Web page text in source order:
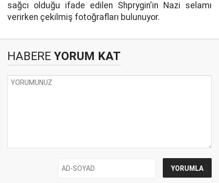
sağcı olduğu ifade edilen Shprygin'in Nazi selamı
verirken çekilmiş fotoğrafları bulunuyor.
HABERE YORUM KAT